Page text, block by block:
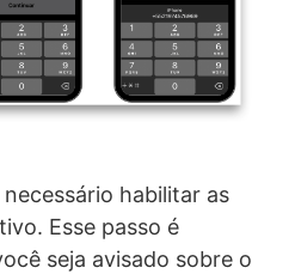
habilitar as
Esse passo é
seja avisado sobre o